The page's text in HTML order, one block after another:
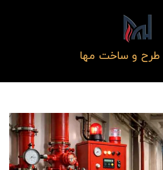
طرح و ساخت مها